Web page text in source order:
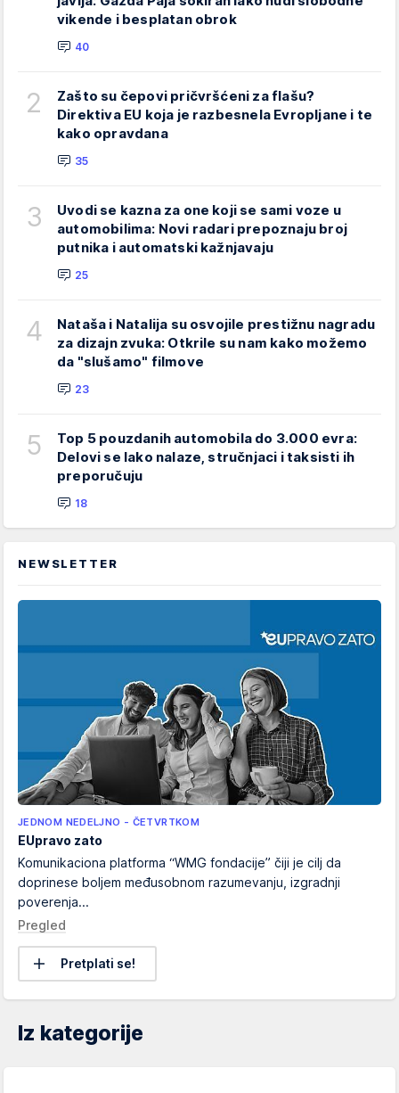
vikende i besplatan obrok
40
2
Zašto su čepovi pričvršćeni za flašu?
Direktiva EU koja je razbesnela Evropljane i te
kako opravdana
35
3
Uvodi se kazna za one koji se sami voze u
automobilima: Novi radari prepoznaju broj
putnika i automatski kažnjavaju
25
4
Nataša i Natalija su osvojile prestižnu nagradu
za dizajn zvuka: Otkrile su nam kako možemo
da "slušamo" filmove
23
5
Top 5 pouzdanih automobila do 3.000 evra:
Delovi se lako nalaze, stručnjaci i taksisti ih
preporučuju
18
NEWSLETTER
JEDNOM NEDELJNO - ČETVRTKOM
EUpravo zato
Komunikaciona platforma “WMG fondacije” čiji je cilj da
doprinese boljem međusobnom razumevanju, izgradnji
poverenja...
Pregled
Pretplati se!
Iz kategorije